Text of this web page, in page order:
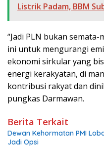
Listrik Padam, BBM
“Jadi PLN bukan
ini untuk mengurangi
ekonomi sirkular yang
energi kerakyatan, di
kontribusi rakyat dan
pungkas Darmawan.
Berita Terkait
Dewan Kehormatan PMI
Jadi Opsi